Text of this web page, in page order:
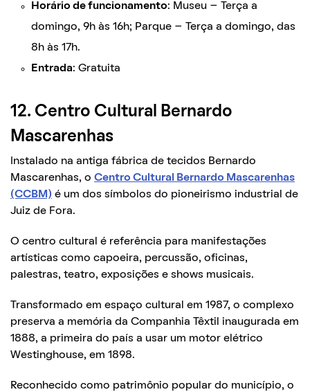
Horário de funcionamento: Museu – Terça a
domingo, 9h às 16h; Parque – Terça a domingo, das
8h às 17h.
Entrada: Gratuita
12. Centro Cultural Bernardo
Mascarenhas
Instalado na antiga fábrica de tecidos Bernardo
Mascarenhas, o Centro Cultural Bernardo Mascarenhas
(CCBM) é um dos símbolos do pioneirismo industrial de
Juiz de Fora.
O centro cultural é referência para manifestações
artísticas como capoeira, percussão, oficinas,
palestras, teatro, exposições e shows musicais.
Transformado em espaço cultural em 1987, o complexo
preserva a memória da Companhia Têxtil inaugurada em
1888, a primeira do país a usar um motor elétrico
Westinghouse, em 1898.
Reconhecido como patrimônio popular do município, o